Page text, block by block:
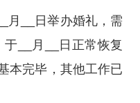
月__日举办婚礼，需
__月__日正常恢复
本完毕，其他工作已